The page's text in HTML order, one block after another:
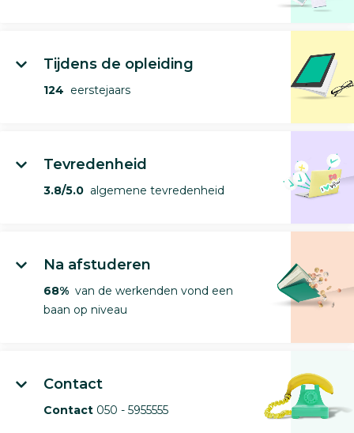
Tijdens de opleiding
124 eerstejaars
Tevredenheid
3.8/5.0 algemene tevredenheid
Na afstuderen
68% van de werkenden vond een
baan op niveau
Contact
Contact 050 - 5955555